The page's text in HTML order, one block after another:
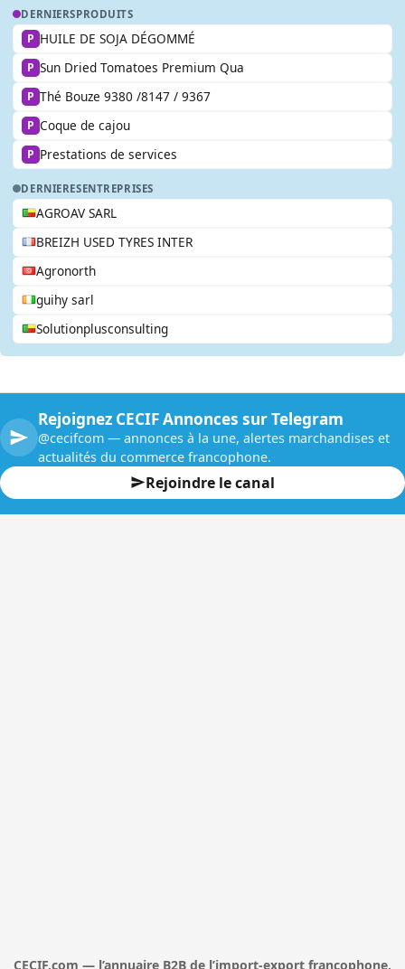
DERNIERSPRODUITS
P HUILE DE SOJA DÉGOMMÉ
P Sun Dried Tomatoes Premium Qua
P Thé Bouze 9380 /8147 / 9367
P Coque de cajou
P Prestations de services
DERNIERESENTREPRISES
AGROAV SARL
BREIZH USED TYRES INTER
Agronorth
guihy sarl
Solutionplusconsulting
Rejoignez CECIF Annonces sur Telegram
@cecifcom — annonces à la une, alertes marchandises et
actualités du commerce francophone.
Rejoindre le canal
CECIF.com — l’annuaire B2B de l’import-export francophone,